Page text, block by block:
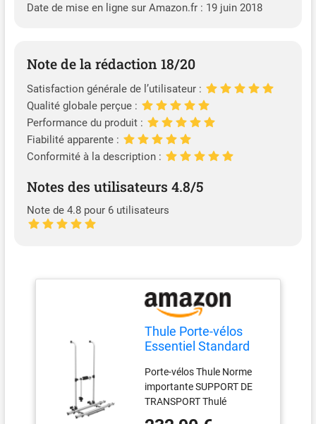
Date de mise en ligne sur Amazon.fr : 19 juin 2018
Note de la rédaction 18/20
Satisfaction générale de l’utilisateur :
Qualité globale perçue :
Performance du produit :
Fiabilité apparente :
Conformité à la description :
Notes des utilisateurs 4.8/5
Note de 4.8 pour 6 utilisateurs
Thule Porte-vélos
Essentiel Standard
Porte-vélos Thule Norme
importante SUPPORT DE
TRANSPORT Thulé